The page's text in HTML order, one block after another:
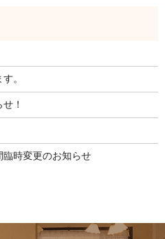
。
！
臨時変更のお知らせ